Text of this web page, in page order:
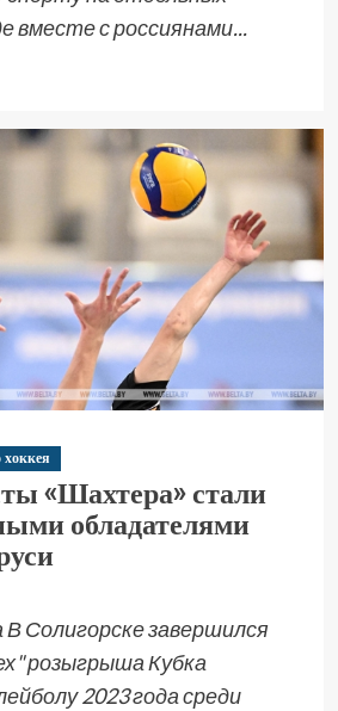
вместе с россиянами...
хоккея
«Шахтера» стали
обладателями
В Солигорске завершился
розыгрыша Кубка
2023 года среди